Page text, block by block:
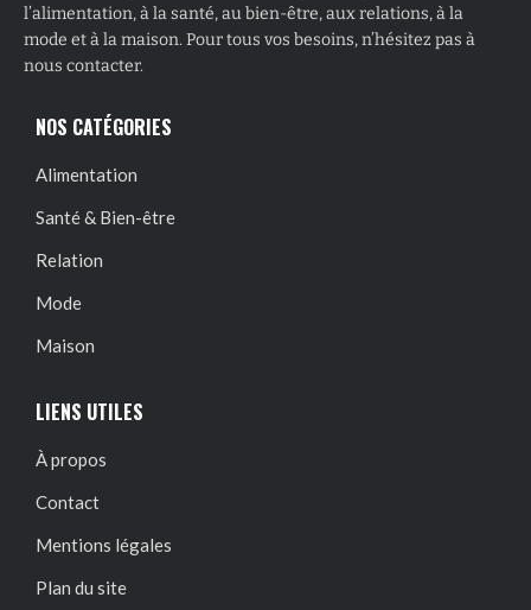
l’alimentation, à la santé, au bien-être, aux relations, à la
mode et à la maison. Pour tous vos besoins, n’hésitez pas à
nous contacter.
NOS CATÉGORIES
Alimentation
Santé & Bien-être
Relation
Mode
Maison
LIENS UTILES
À propos
Contact
Mentions légales
Plan du site